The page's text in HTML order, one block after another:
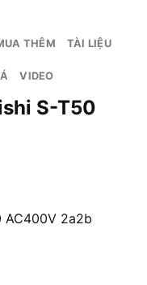
THÊM TÀI LIỆU
VIDEO
S-T50
AC400V 2a2b